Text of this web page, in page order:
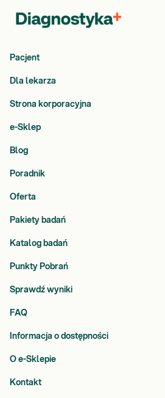
Pacjent
Dla lekarza
Strona korporacyjna
e-Sklep
Blog
Poradnik
Oferta
Pakiety badań
Katalog badań
Punkty Pobrań
Sprawdź wyniki
FAQ
Informacja o dostępności
O e-Sklepie
Kontakt